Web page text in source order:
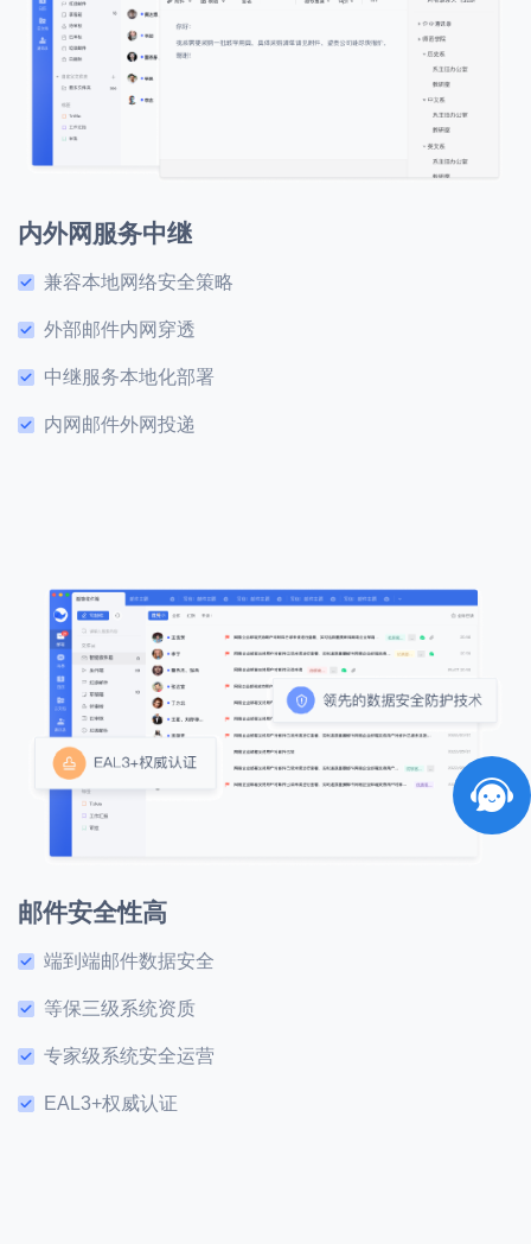
内外网服务中继
兼容本地网络安全策略
外部邮件内网穿透
中继服务本地化部署
内网邮件外网投递
邮件安全性高
端到端邮件数据安全
等保三级系统资质
专家级系统安全运营
EAL3+权威认证